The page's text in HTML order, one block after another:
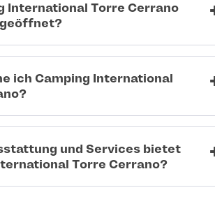
International Torre Cerrano
ich Camping International
und Services bietet
Torre Cerrano?